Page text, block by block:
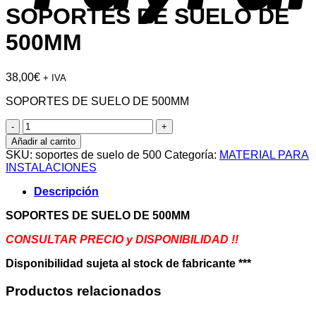
SOPORTES DE SUELO DE
500MM
38,00€ + IVA
SOPORTES DE SUELO DE 500MM
SOPORTES
DE
SUELO
DE
500MM
cantidad
Añadir al carrito
SKU: soportes de suelo de 500 Categoría: MATERIAL PARA
INSTALACIONES
Descripción
SOPORTES DE SUELO DE 500MM
CONSULTAR PRECIO y DISPONIBILIDAD !!
Disponibilidad sujeta al stock de fabricante ***
Productos relacionados